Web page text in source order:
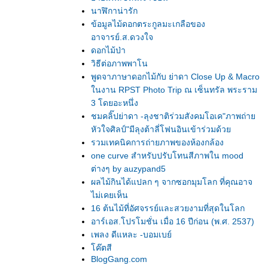
นาฬิกาน่ารัก
ข้อมูลไม้ดอกตระกูลมะเกลือของ
อาจารย์.ส.ดวงใจ
ดอกไม้ป่า
วิธีต่อภาพพาโน
พูดจาภาษาดอกไม้กับ ย่าดา Close Up & Macro
นงาน RPST Photo Trip ณ เซ็นทรัล พระราม
3 โดยอะหนึ่ง
ชมคลิ๊ปย่าดา -ลุงชาติร่วมสังคมโอเค"ภาพถ่า
หัวใจศิลป์"มีลุงต้าลี่โฟนอินเข้าร่วมด้ว
รวมเทคนิคการถ่ายภาพของห้องกล้อง
one curve สำหรับปรับโทนสีภาพใน mood
ต่างๆ by auzypand5
ผลไม้กินได้แปลก ๆ จากซอกมุมโลก ที่คุณอาจ
ไม่เคยเห็น
16 ต้นไม้ที่อัศจรรย์และสวยงามที่สุดในโลก
อาร์เอส.โปรโมชั่น เมื่อ 16 ปีก่อน (พ.ศ. 2537)
เพลง ดีแหละ -บอมเบย์
ค๊ตสี
BlogGang.com